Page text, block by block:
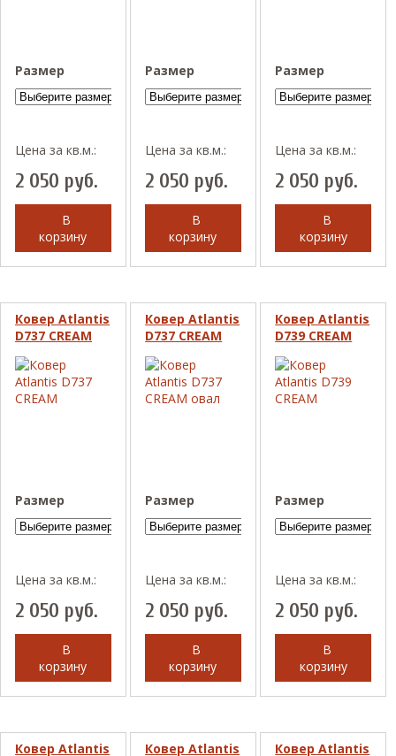
Размер
Цена за кв.м.:
2 050 руб.
В
корзину
Размер
Цена за кв.м.:
2 050 руб.
В
корзину
Размер
Цена за кв.м.:
2 050 руб.
В
корзину
Ковер Atlantis
D737 CREAM
Размер
Цена за кв.м.:
2 050 руб.
В
корзину
Ковер Atlantis
D737 CREAM
овал
Размер
Цена за кв.м.:
2 050 руб.
В
корзину
Ковер Atlantis
D739 CREAM
Размер
Цена за кв.м.:
2 050 руб.
В
корзину
Ковер Atlantis Ковер Atlantis Ковер Atlantis